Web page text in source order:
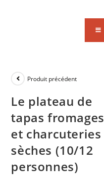
Produit précédent
Le plateau de
tapas fromages
et charcuteries
sèches (10/12
personnes)